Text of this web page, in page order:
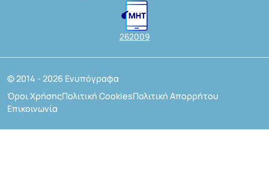
262009
© 2014 - 2026 Ενυπόγραφα
Όροι ΧρήσηςΠολιτική CookiesΠολιτική Απορρήτου
Επικοινωνία